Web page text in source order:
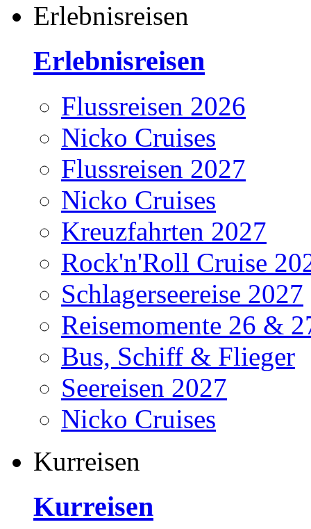
Erlebnisreisen
Erlebnisreisen
Flussreisen 2026
Nicko Cruises
Flussreisen 2027
Nicko Cruises
Kreuzfahrten 2027
Rock'n'Roll Cruise
Schlagerseereise 2027
Reisemomente 26 &
Bus, Schiff & Flieger
Seereisen 2027
Nicko Cruises
Kurreisen
Kurreisen